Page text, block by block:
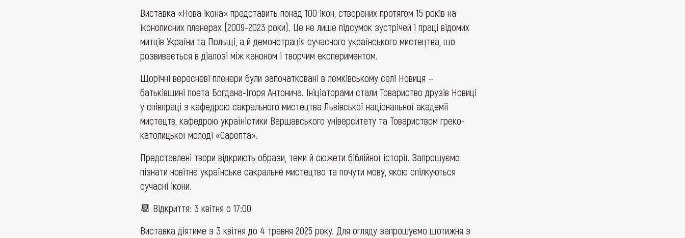
Виставка «Нова ікона» представить понад 100 ікон, створених протягом 15 років на
іконописних пленерах (2009-2023 роки). Це не лише підсумок зустрічей і праці відомих
митців України та Польщі, а й демонстрація сучасного українського мистецтва, що
розвивається в діалозі між каноном і творчим експериментом.
Щорічні вересневі пленери були започатковані в лемківському селі Новиця —
батьківщині поета Богдана-Ігоря Антонича. Ініціаторами стали Товариство друзів Новиці
у співпраці з кафедрою сакрального мистецтва Львівської національної академії
мистецтв, кафедрою україністики Варшавського університету та Товариством греко-
католицької молоді «Сарепта».
Представлені твори відкриють образи, теми й сюжети біблійної історії. Запрошуємо
пізнати новітнє українське сакральне мистецтво та почути мову, якою спілкуються
сучасні ікони.
📆 Відкриття: 3 квітня о 17:00
Виставка діятиме з 3 квітня до 4 травня 2025 року. Для огляду запрошуємо щотижня з